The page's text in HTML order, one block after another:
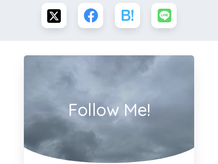
Follow Me!